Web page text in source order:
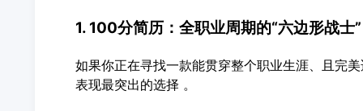
1. 100分简历：全职业周期的“六边形战士”
如果你正在寻找一款能贯穿整个职业生涯、且完
表现最突出的选择 。